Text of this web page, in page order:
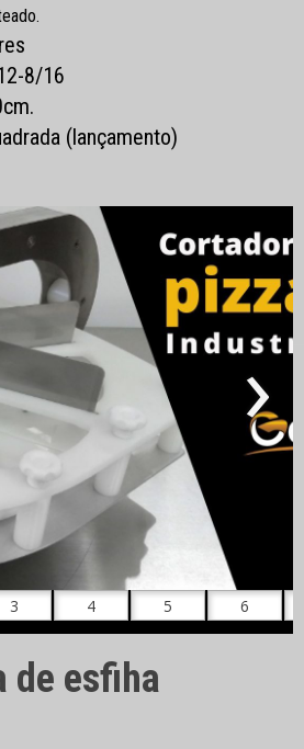
8/16
(lançamento)
›
de esfiha